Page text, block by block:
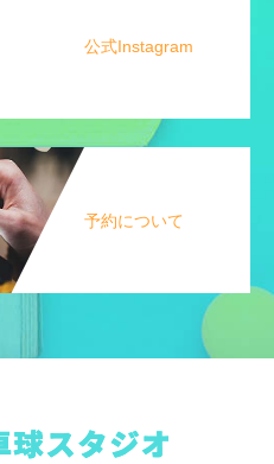
公式Instagram
予約について